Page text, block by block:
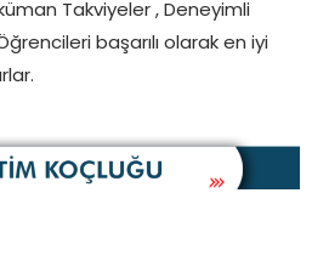
Takviyeler , Deneyimli
başarılı olarak en iyi